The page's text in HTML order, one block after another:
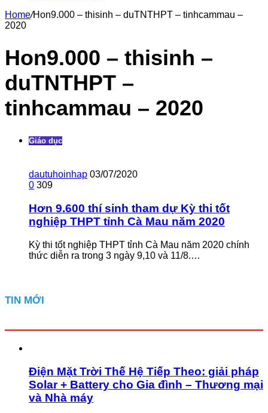
Home/Hon9.000 – thisinh – duTNTHPT – tinhcammau –
2020
Hon9.000 – thisinh –
duTNTHPT –
tinhcammau – 2020
Giáo dục
dautuhoinhap 03/07/2020
0 309
Hơn 9.600 thí sinh tham dự Kỳ thi tốt
nghiệp THPT tỉnh Cà Mau năm 2020
Kỳ thi tốt nghiệp THPT tỉnh Cà Mau năm 2020 chính
thức diễn ra trong 3 ngày 9,10 và 11/8.…
TIN MỚI
Điện Mặt Trời Thế Hệ Tiếp Theo: giải pháp
Solar + Battery cho Gia đình – Thương mại
và Nhà máy